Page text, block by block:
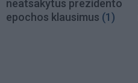
neatsakytus prezidento
epochos klausimus (1)